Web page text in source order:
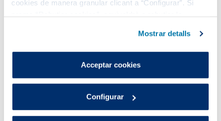
cookies de manera granular clicant a “Configurar”. Si
que són indispensables perquè el lloc web funcioni i que,
per tant, no es poden desactivar.
Pots consultar més informació a la nostra
Mostrar detalls
Acceptar cookies
Configurar
repartiments de proximitat en establiments comercials de
Montcada. Paral·lelament, s’ha realitzat un
Amb aquest projecte, Aigües de Barcelona i l’Ajuntament